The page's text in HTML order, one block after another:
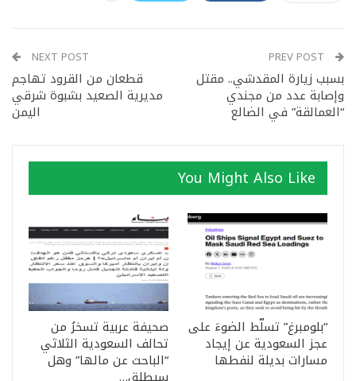
بسبب زيارة المقدشي.. مقتل
وإصابة عدد من مجندي
“العمالقة” في الضالع
NEXT POST
قطعان من القرود تهاجم
مديرية الصعيد بشبوة شرقي
اليمن
You Might Also Like
“بلومبرغ” تسلّط الضوءَ على
عجز السعودية عن إيجاد
مسارات بديلة لنفطها
صحيفة عربية تسخرُ من
تحالف السعودية الثلاثي
“الباحث عن مالها” وهل